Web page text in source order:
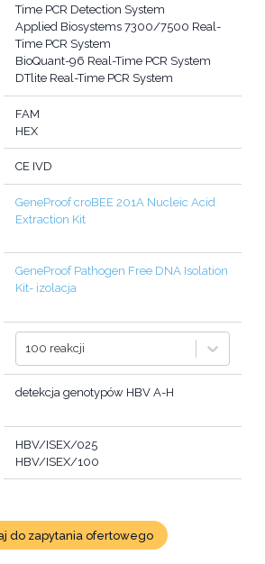
Time PCR Detection System
Applied Biosystems 7300/7500 Real-
Time PCR System
BioQuant-96 Real-Time PCR System
DTlite Real-Time PCR System
FAM
HEX
CE IVD
GeneProof croBEE 201A Nucleic Acid
Extraction Kit
GeneProof Pathogen Free DNA Isolation
Kit- izolacja
100 reakcji
detekcja genotypów HBV A-H
HBV/ISEX/025
HBV/ISEX/100
do zapytania ofertowego